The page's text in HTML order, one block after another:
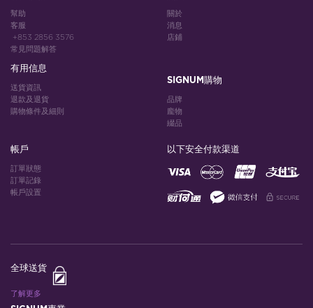
幫助
客服
+853 2856 3576
常見問題解答
有用信息
送貨資訊
退款及退貨
購物條件及細則
關於
消息
店鋪
SIGNUM購物
品牌
龐物
綴品
帳戶
訂單狀態
訂單記錄
帳戶設置
以下安全付款渠道
全球送貨
了解更多